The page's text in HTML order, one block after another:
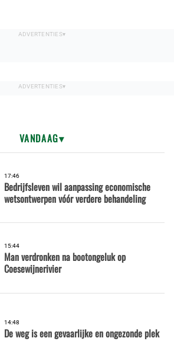
VANDAAG
17:46
Bedrijfsleven wil aanpassing economische
wetsontwerpen vóór verdere behandeling
15:44
Man verdronken na bootongeluk op
Coesewijnerivier
14:48
De weg is een gevaarlijke en ongezonde plek